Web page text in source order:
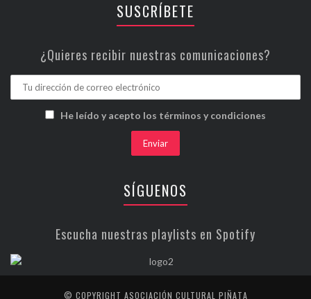
SUSCRÍBETE
¿Quieres recibir nuestras comunicaciones?
He leído y acepto los términos y condiciones
SÍGUENOS
Escucha nuestras playlists en Spotify
© COPYRIGHT ASOCIACIÓN CULTURAL PIÑATA